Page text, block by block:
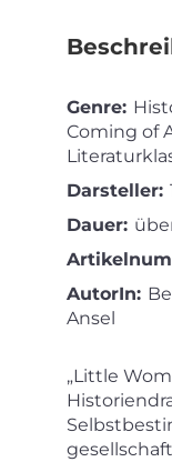
Genre:
Coming of
Darsteller:
Dauer:
AutorIn:
Ansel
„Little